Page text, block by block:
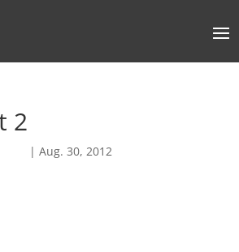
2
| Aug. 30, 2012